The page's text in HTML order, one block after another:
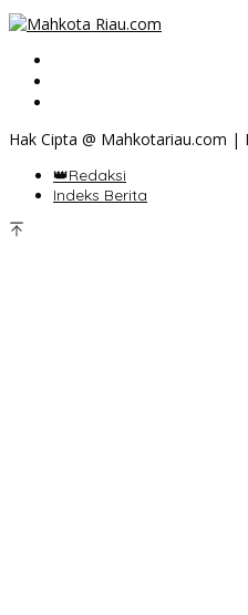
Hak Cipta @ Mahkotariau.com |
👑Redaksi
Indeks Berita